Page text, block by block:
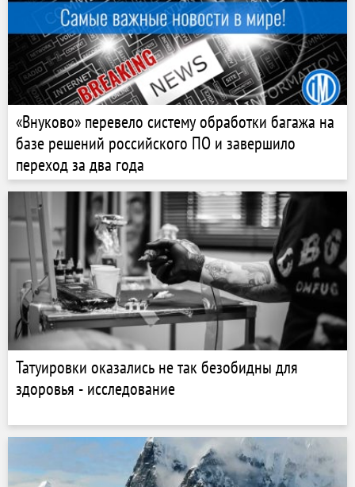
«Внуково» перевело систему обработки багажа на
базе решений российского ПО и завершило
переход за два года
Татуировки оказались не так безобидны для
здоровья - исследование